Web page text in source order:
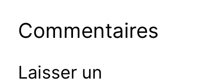
Commentaires
Laisser un